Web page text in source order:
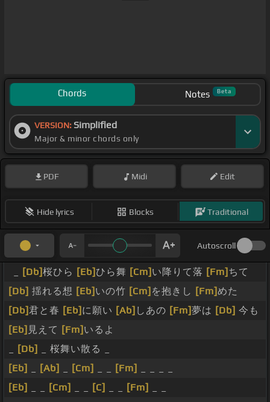
Chords Notes Beta
VERSION: Simplified
Major & minor chords only
PDF Midi Edit
Hide lyrics Blocks Traditional
Autoscroll
[Db]桜ひら [Eb] ひら舞 [Cm] い降りて落 [Fm] ちて
[Db] 揺れる想 [Eb] いの竹 [Cm] を抱きし [Fm]めた
[Db]君と春 [Eb] に願い [Ab] しあの [Fm]夢は [Db] 今も
[Eb] 見えて [Fm] いるよ
[Db]
_ 桜舞い散る _
[Eb]
[Ab] [Cm] [Fm]
[Eb]
[Cm] [C] [Fm]